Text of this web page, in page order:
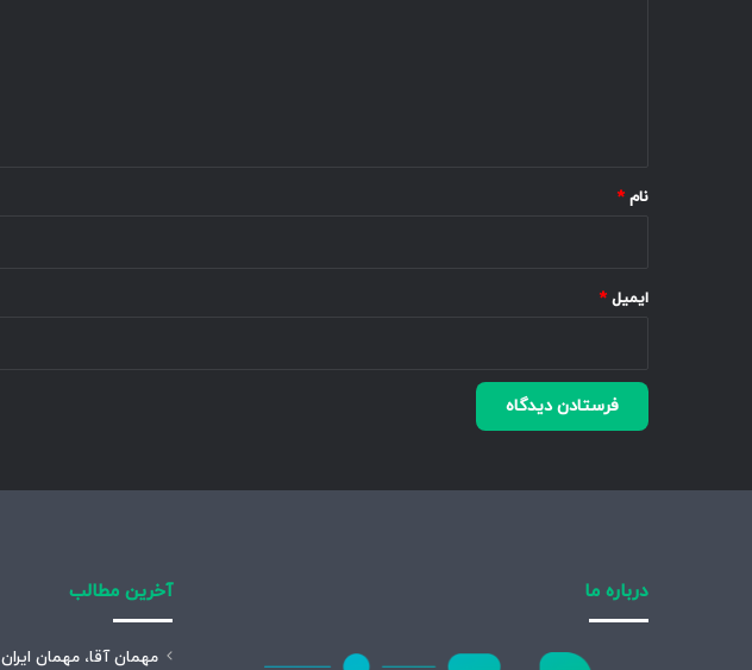
نام *
ایمیل *
درباره ما آخرین مطالب
مهمان آقا، مهمان ایران